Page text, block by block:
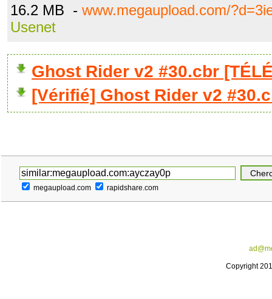
16.2 MB - www.megaupload.com/
Usenet
Ghost Rider v2 #30.cbr
[Vérifié] Ghost Rider v2
megaupload.com rapidshare.com
Copyright